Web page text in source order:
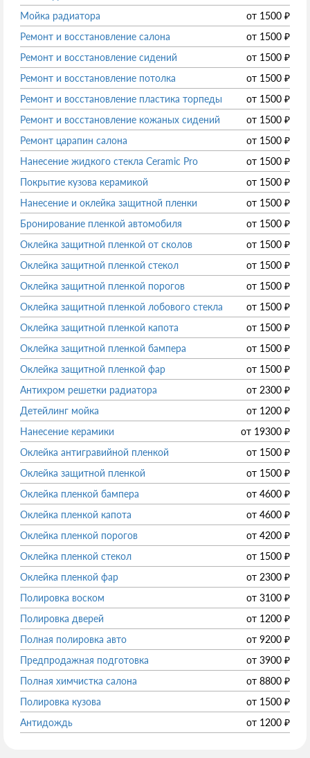
Мойка радиатора
от 1500 ₽
Ремонт и восстановление салона
от 1500 ₽
Ремонт и восстановление сидений
от 1500 ₽
Ремонт и восстановление потолка
от 1500 ₽
Ремонт и восстановление пластика торпеды
от 1500 ₽
Ремонт и восстановление кожаных сидений
от 1500 ₽
Ремонт царапин салона
от 1500 ₽
Нанесение жидкого стекла Ceramic Pro
от 1500 ₽
Покрытие кузова керамикой
от 1500 ₽
Нанесение и оклейка защитной пленки
от 1500 ₽
Бронирование пленкой автомобиля
от 1500 ₽
Оклейка защитной пленкой от сколов
от 1500 ₽
Оклейка защитной пленкой стекол
от 1500 ₽
Оклейка защитной пленкой порогов
от 1500 ₽
Оклейка защитной пленкой лобового стекла
от 1500 ₽
Оклейка защитной пленкой капота
от 1500 ₽
Оклейка защитной пленкой бампера
от 1500 ₽
Оклейка защитной пленкой фар
от 1500 ₽
Антихром решетки радиатора
от 2300 ₽
Детейлинг мойка
от 1200 ₽
Нанесение керамики
от 19300 ₽
Оклейка антигравийной пленкой
от 1500 ₽
Оклейка защитной пленкой
от 1500 ₽
Оклейка пленкой бампера
от 4600 ₽
Оклейка пленкой капота
от 4600 ₽
Оклейка пленкой порогов
от 4200 ₽
Оклейка пленкой стекол
от 1500 ₽
Оклейка пленкой фар
от 2300 ₽
Полировка воском
от 3100 ₽
Полировка дверей
от 1200 ₽
Полная полировка авто
от 9200 ₽
Предпродажная подготовка
от 3900 ₽
Полная химчистка салона
от 8800 ₽
Полировка кузова
от 1500 ₽
Антидождь
от 1200 ₽